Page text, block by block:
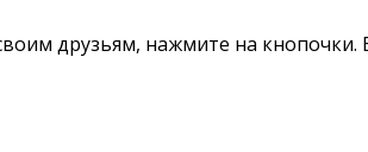
друзьям, нажмите на